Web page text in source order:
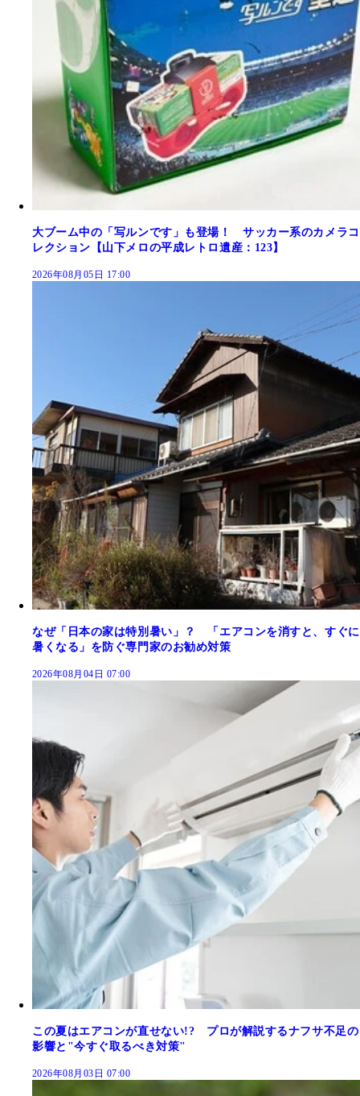
大ブーム中の「写ルンです」も登場！ サッカー系のカメラコ
レクション【山下メロの平成レトロ遺産：123】
2026年08月05日 17:00
なぜ「日本の家は特別暑い」？ 「エアコンを消すと、すぐに
暑くなる」を防ぐ専門家のお勧め対策
2026年08月04日 07:00
この夏はエアコンが直せない!? プロが解説するナフサ不足の
影響と"今すぐ取るべき対策"
2026年08月03日 07:00